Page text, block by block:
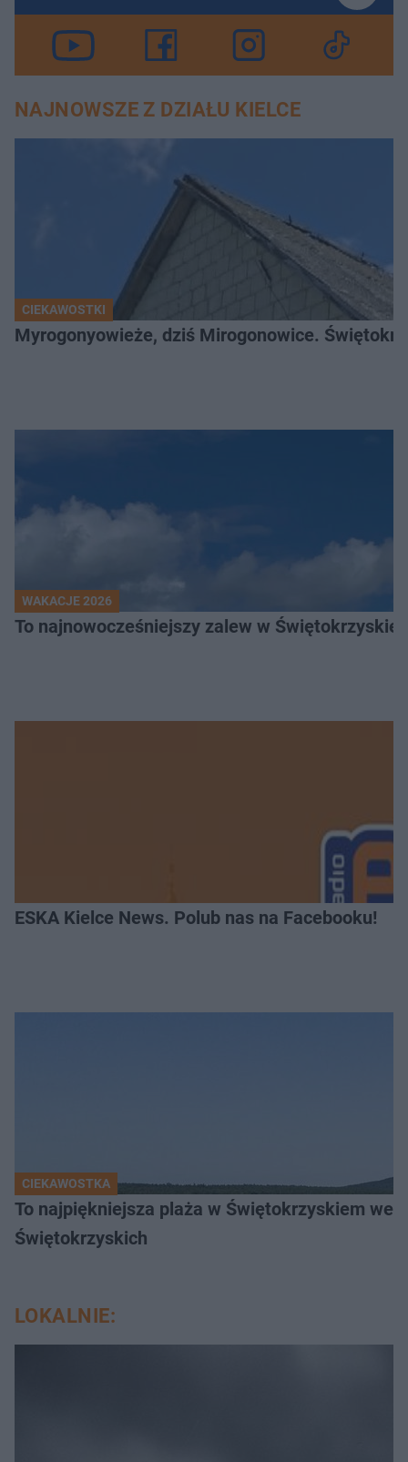
NAJNOWSZE Z DZIAŁU KIELCE
CIEKAWOSTKI
Myrogonyowieże, dziś Mirogonowice.
WAKACJE 2026
To najnowocześniejszy zalew w
ESKA Kielce News. Polub nas na Facebooku!
CIEKAWOSTKA
To najpiękniejsza plaża w Świętokrzyskiem
Świętokrzyskich
LOKALNIE: